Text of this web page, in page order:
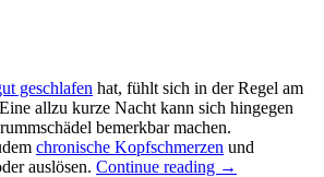
geschlafen hat, fühlt sich in der Regel am
allzu kurze Nacht kann sich hingegen
bemerkbar machen.
chronische Kopfschmerzen und
auslösen. Continue reading →